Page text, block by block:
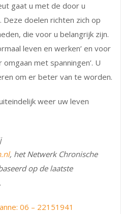
gaat u met de door u
doelen richten zich op
die voor u belangrijk zijn.
leven en werken’ en voor
met spanningen’. U
om er beter van te worden.
weer uw leven
, het Netwerk Chronische
op de laatste
06 – 22151941